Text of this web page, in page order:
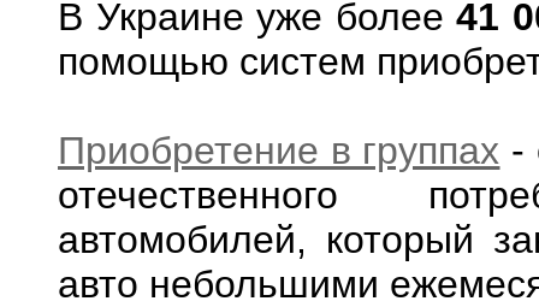
В Украине уже более41
помощью систем
Приобретение в группах -
отечественного
автомобилей, который
авто небольшими